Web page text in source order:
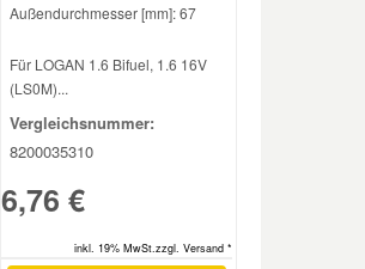
Außendurchmesser [mm]: 67
Für LOGAN 1.6 Bifuel, 1.6 16V
(LS0M)...
Vergleichsnummer:
8200035310
6,76 €
inkl. 19% MwSt.zzgl. Versand *